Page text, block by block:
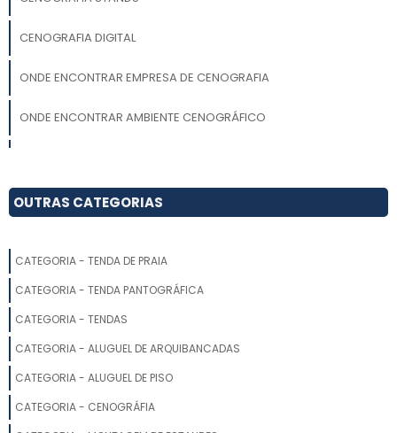
CENOGRAFIA DIGITAL
ONDE ENCONTRAR EMPRESA DE CENOGRAFIA
ONDE ENCONTRAR AMBIENTE CENOGRÁFICO
AMBIENTAÇÃO CORPORATIVA
CENOGRAFIA EM SP
CENOGRAFIA TEATRO
CENOGRAFIA SUSTENTÁVEL
OUTRAS CATEGORIAS
CATEGORIA - TENDA DE PRAIA
CATEGORIA - TENDA PANTOGRÁFICA
CATEGORIA - TENDAS
CATEGORIA - ALUGUEL DE ARQUIBANCADAS
CATEGORIA - ALUGUEL DE PISO
CATEGORIA - CENOGRÁFIA